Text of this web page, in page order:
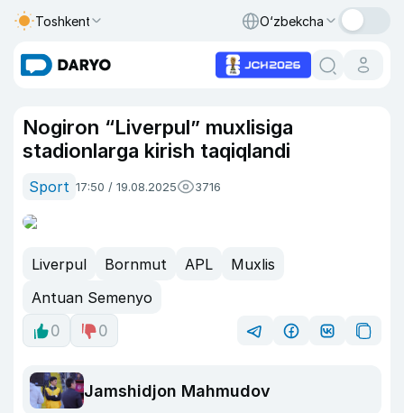
Toshkent O‘zbekcha
Nogiron “Liverpul” muxlisiga
stadionlarga kirish taqiqlandi
Sport 17:50 / 19.08.2025 3716
Liverpul Bornmut APL
Muxlis
Antuan Semenyo
0
0
Jamshidjon Mahmudov